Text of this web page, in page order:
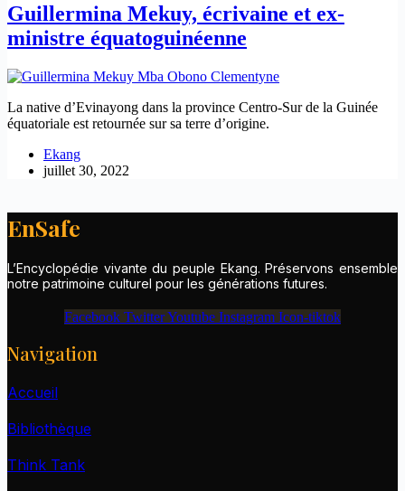
Guillermina Mekuy, écrivaine et ex-
ministre équatoguinéenne
La native d’Evinayong dans la province Centro-Sur de la Guinée
équatoriale est retournée sur sa terre d’origine.
Ekang
juillet 30, 2022
EnSafe
L’Encyclopédie vivante du peuple Ekang. Préservons ensemble
notre patrimoine culturel pour les générations futures.
Facebook TwitterYoutube Instagram Icon-tiktok
Navigation
Accueil
Bibliothèque
Think Tank